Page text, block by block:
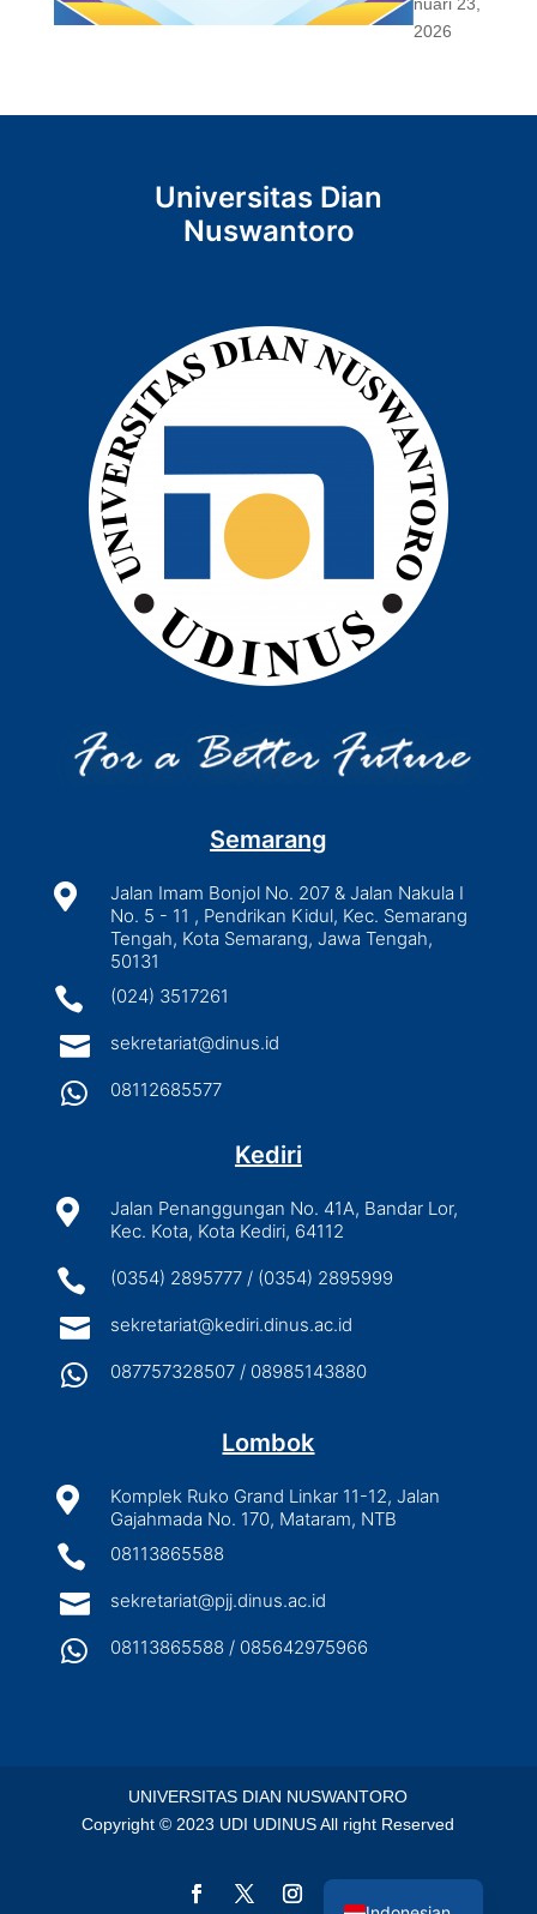
nuari 23,
2026
Universitas Dian
Nuswantoro
Semarang

Jalan Imam Bonjol No. 207 & Jalan Nakula I
No. 5 - 11 , Pendrikan Kidul, Kec. Semarang
Tengah, Kota Semarang, Jawa Tengah,
50131
 (024) 3517261
 sekretariat@dinus.id
 08112685577
Kediri

Jalan Penanggungan No. 41A, Bandar Lor,
Kec. Kota, Kota Kediri, 64112
 (0354) 2895777 / (0354) 2895999
 sekretariat@kediri.dinus.ac.id
 087757328507 / 08985143880
Lombok

Komplek Ruko Grand Linkar 11-12, Jalan
Gajahmada No. 170, Mataram, NTB
 08113865588
 sekretariat@pjj.dinus.ac.id
 08113865588 / 085642975966
UNIVERSITAS DIAN NUSWANTORO
Copyright © 2023 UDI UDINUS All right Reserved